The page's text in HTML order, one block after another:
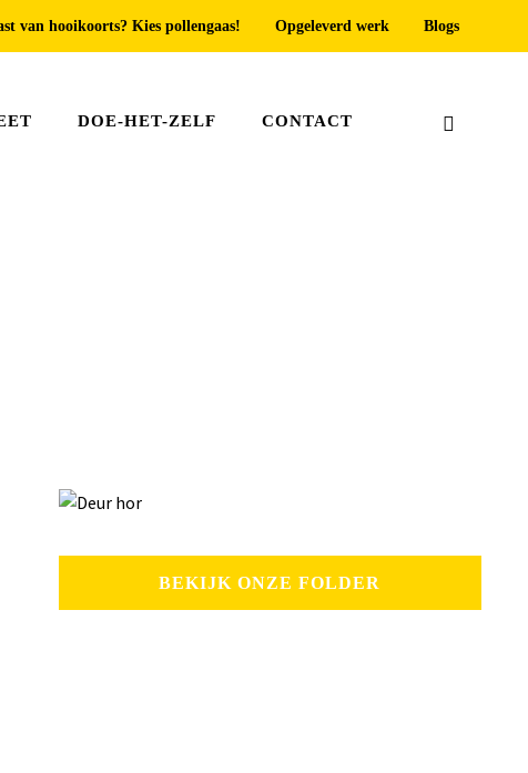
van hooikoorts? Kies pollengaas! Opgeleverd werk Blogs
DOE-HET-ZELF CONTACT
BEKIJK ONZE FOLDER